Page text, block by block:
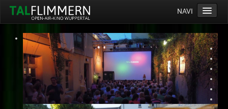
NAVI
Home
Programm
Service
Ticketinfos
Ort